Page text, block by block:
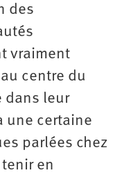
des
vraiment
centre du
dans leur
une certaine
parlées chez
en